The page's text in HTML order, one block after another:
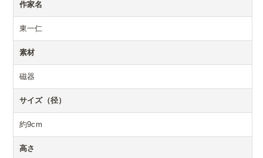
作家名
東一仁
素材
磁器
サイズ（径）
約9cm
高さ